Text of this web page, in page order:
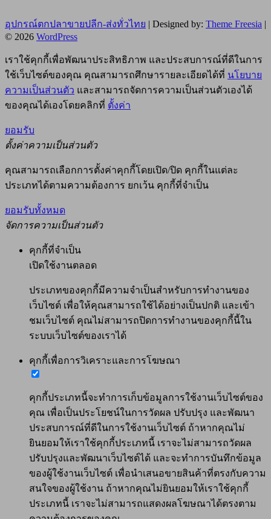
อุปกรณ์ตกปลาขายปลีก-ส่งทั่วไทย | Designed by: Theme Freesia |
© 2026 WordPress
เราใช้คุกกี้เพื่อพัฒนาประสิทธิภาพ และประสบการณ์ที่ดีในการ
ใช้เว็บไซต์ของคุณ คุณสามารถศึกษารายละเอียดได้ที่ นโยบาย
ความเป็นส่วนตัว และสามารถจัดการความเป็นส่วนตัวเองได้
ของคุณได้เองโดยคลิกที่ ตั้งค่า
ยอมรับ
ตั้งค่าความเป็นส่วนตัว
คุณสามารถเลือกการตั้งค่าคุกกี้โดยเปิด/ปิด คุกกี้ในแต่ละ
ประเภทได้ตามความต้องการ ยกเว้น คุกกี้ที่จำเป็น
ยอมรับทั้งหมด
จัดการความเป็นส่วนตัว
คุกกี้ที่จำเป็น
เปิดใช้งานตลอด
ประเภทของคุกกี้มีความจำเป็นสำหรับการทำงานของ
เว็บไซต์ เพื่อให้คุณสามารถใช้ได้อย่างเป็นปกติ และเข้า
ชมเว็บไซต์ คุณไม่สามารถปิดการทำงานของคุกกี้นี้ใน
ระบบเว็บไซต์ของเราได้
คุกกี้เพื่อการวิเคราะและการโฆษณา
คุกกี้ประเภทนี้จะทำการเก็บข้อมูลการใช้งานเว็บไซต์ของ
คุณ เพื่อเป็นประโยชน์ในการวัดผล ปรับปรุง และพัฒนา
ประสบการณ์ที่ดีในการใช้งานเว็บไซต์ ถ้าหากคุณไม่
ยินยอมให้เราใช้คุกกี้ประเภทนี้ เราจะไม่สามารถวัดผล
ปรับปรุงและพัฒนาเว็บไซต์ได้ และจะทำการบันทึกข้อมูล
ของผู้ใช้งานเว็บไซต์ เพื่อนำเสนอขายสินค้าที่ตรงกับความ
สนใจของผู้ใช้งาน ถ้าหากคุณไม่ยินยอมให้เราใช้คุกกี้
ประเภทนี้ เราจะไม่สามารถแสดงผลโฆษณาได้ตรงตาม